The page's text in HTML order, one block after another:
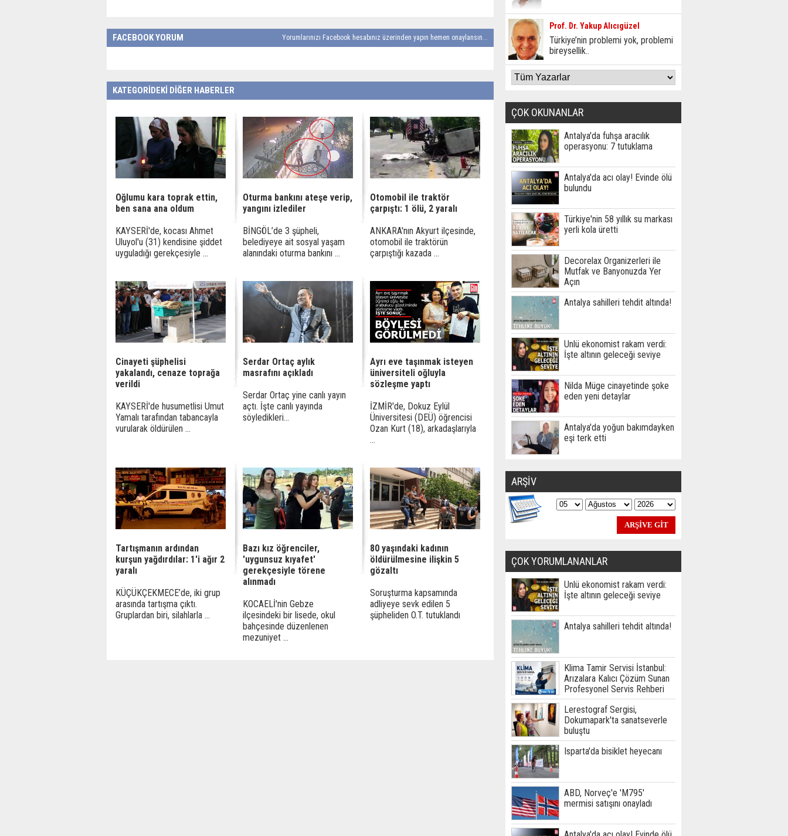
FACEBOOK YORUM Yorumlarınızı Facebook hesabınız üzerinden yapın hemen onaylansın...
KATEGORİDEKİ DİĞER HABERLER
Oğlumu kara toprak ettin,
ben sana ana oldum
KAYSERİ'de, kocası Ahmet
Uluyol'u (31) kendisine şiddet
uyguladığı gerekçesiyle ...
Oturma bankını ateşe verip,
yangını izlediler
BİNGÖL’de 3 şüpheli,
belediyeye ait sosyal yaşam
alanındaki oturma bankını ...
Otomobil ile traktör
çarpıştı: 1 ölü, 2 yaralı
ANKARA'nın Akyurt ilçesinde,
otomobil ile traktörün
çarpıştığı kazada ...
Cinayeti şüphelisi
yakalandı, cenaze toprağa
verildi
KAYSERİ'de husumetlisi Umut
Yamalı tarafından tabancayla
vurularak öldürülen ...
Serdar Ortaç aylık
masrafını açıkladı
Serdar Ortaç yine canlı yayın
açtı. İşte canlı yayında
söyledikleri...
Ayrı eve taşınmak isteyen
üniversiteli oğluyla
sözleşme yaptı
İZMİR'de, Dokuz Eylül
Üniversitesi (DEÜ) öğrencisi
Ozan Kurt (18), arkadaşlarıyla
...
Tartışmanın ardından
kurşun yağdırdılar: 1'i ağır 2
yaralı
KÜÇÜKÇEKMECE’de, iki grup
arasında tartışma çıktı.
Gruplardan biri, silahlarla ...
Bazı kız öğrenciler,
'uygunsuz kıyafet'
gerekçesiyle törene
alınmadı
KOCAELİ'nin Gebze
ilçesindeki bir lisede, okul
bahçesinde düzenlenen
mezuniyet ...
80 yaşındaki kadının
öldürülmesine ilişkin 5
gözaltı
Soruşturma kapsamında
adliyeye sevk edilen 5
şüpheliden O.T. tutuklandı
Prof. Dr. Yakup Alıcıgüzel
Türkiye’nin problemi yok, problemi
bireysellik..
ÇOK OKUNANLAR
Antalya'da fuhşa aracılık
operasyonu: 7 tutuklama
Antalya'da acı olay! Evinde ölü
bulundu
Türkiye'nin 58 yıllık su markası
yerli kola üretti
Decorelax Organizerleri ile
Mutfak ve Banyonuzda Yer
Açın
Antalya sahilleri tehdit altında!
Ünlü ekonomist rakam verdi:
İşte altının geleceği seviye
Nilda Müge cinayetinde şoke
eden yeni detaylar
Antalya'da yoğun bakımdayken
eşi terk etti
ARŞİV
ÇOK YORUMLANANLAR
Ünlü ekonomist rakam verdi:
İşte altının geleceği seviye
Antalya sahilleri tehdit altında!
Klima Tamir Servisi İstanbul:
Arızalara Kalıcı Çözüm Sunan
Profesyonel Servis Rehberi
Lerestograf Sergisi,
Dokumapark'ta sanatseverle
buluştu
Isparta'da bisiklet heyecanı
ABD, Norveç'e 'M795'
mermisi satışını onayladı